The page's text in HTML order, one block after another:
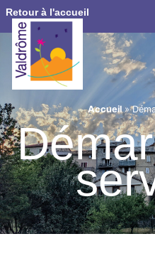
Retour à l'accueil
Accueil»